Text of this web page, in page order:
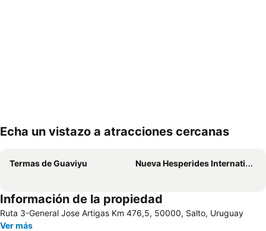
Echa un vistazo a atracciones cercanas
Termas de Guaviyu Nueva Hesperides International Airport
Información de la propiedad
Ruta 3-General Jose Artigas Km 476,5, 50000, Salto, Uruguay
Ver más